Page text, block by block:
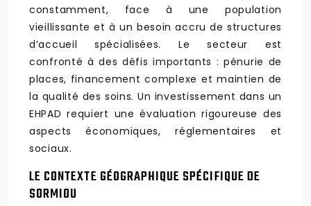
constamment, face à une population
vieillissante et à un besoin accru de structures
d’accueil spécialisées. Le secteur est
confronté à des défis importants : pénurie de
places, financement complexe et maintien de
la qualité des soins. Un investissement dans un
EHPAD requiert une évaluation rigoureuse des
aspects économiques, réglementaires et
sociaux.
LE CONTEXTE GÉOGRAPHIQUE SPÉCIFIQUE DE
SORMIOU